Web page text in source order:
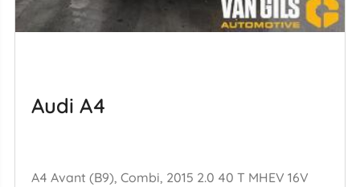
Audi A4
A4 Avant (B9), Combi, 2015 2.0 40 T MHEV 16V